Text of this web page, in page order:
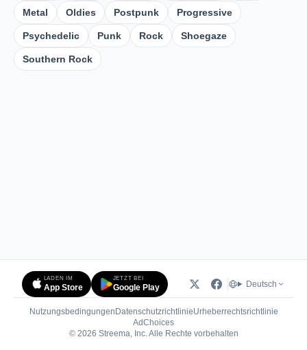
Metal Oldies Postpunk Progressive
Psychedelic Punk Rock Shoegaze
Southern Rock
LADEN IM
App Store
JETZT BEI
Google Play Deutsch
Nutzungsbedingungen DatenschutzrichtlinieUrheberrechtsrichtlinie
AdChoices(öffnet in neuem Tab)
© 2026 Streema, Inc. Alle Rechte vorbehalten